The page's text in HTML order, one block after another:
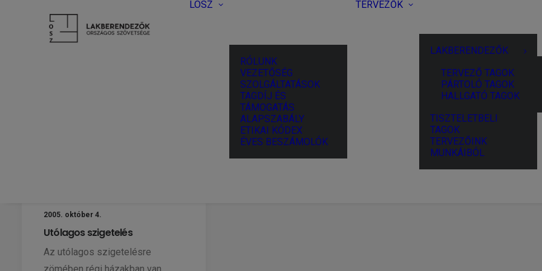
LOSZ
RÓLUNK
VEZETŐSÉG
SZOLGÁLTATÁSOK
TAGDÍJ ÉS
TÁMOGATÁS
ALAPSZABÁLY
ETIKAI KÓDEX
ÉVES BESZÁMOLÓK
TERVEZŐK
LAKBERENDEZŐK
TERVEZŐ TAGOK
PÁRTOLÓ TAGOK
HALLGATÓ TAGOK
TISZTELETBELI
TAGOK
TERVEZŐINK
MUNKÁIBÓL
2005. október 4.
Utólagos szigetelés
Az utólagos szigetelésre